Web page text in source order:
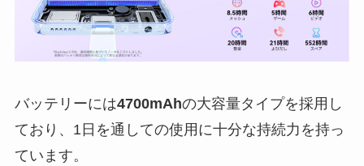
バッテリーには4700mAhの大容量タイプを採用し
ており、1日を通しての使用に十分な持続力を持っ
ています。